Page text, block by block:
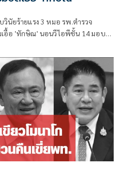
นัยร้ายแรง 3 หมอ รพ.ตำรวจ
อื้อ 'ทักษิณ' นอนวีไอพีชั้น 14 มอบ